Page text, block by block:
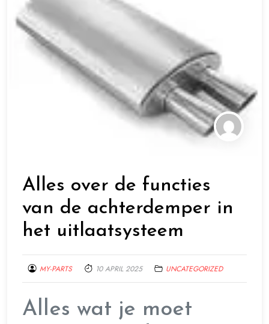
Alles over de functies
van de achterdemper in
het uitlaatsysteem
MY-PARTS 10 APRIL 2025 UNCATEGORIZED
Alles wat je moet